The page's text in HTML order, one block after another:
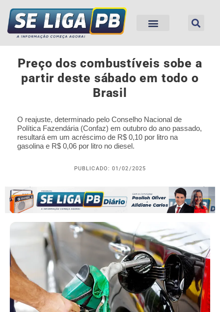
Preço dos combustíveis sobe a
partir deste sábado em todo o
Brasil
O reajuste, determinado pelo Conselho Nacional de
Política Fazendária (Confaz) em outubro do ano passado,
resultará em um acréscimo de R$ 0,10 por litro na
gasolina e R$ 0,06 por litro no diesel.
PUBLICADO: 01/02/2025